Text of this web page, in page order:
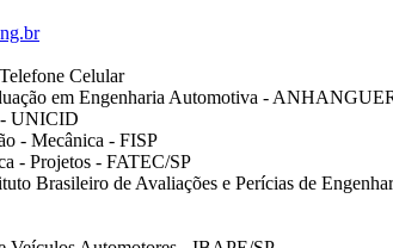
Celular
em Engenharia Automotiva -
- UNICID
- Mecânica - FISP
- Projetos - FATEC/SP
Brasileiro de Avaliações e Perícias de